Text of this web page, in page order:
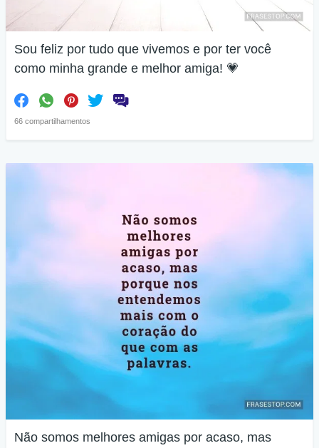
Sou feliz por tudo que vivemos e por ter você
como minha grande e melhor amiga! 💗
66 compartilhamentos
Não somos melhores amigas por acaso, mas